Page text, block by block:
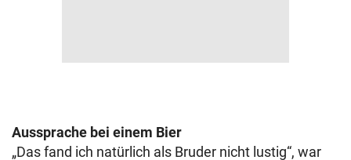
Aussprache bei einem Bier
„Das fand ich natürlich als Bruder nicht lustig“, war